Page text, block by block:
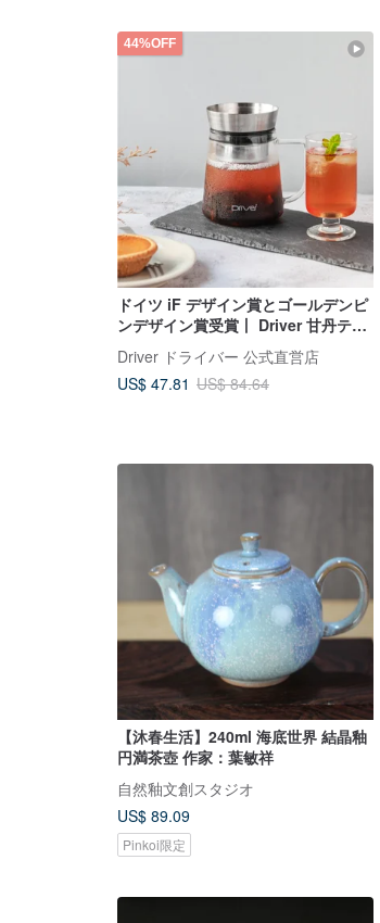
44%OFF
ドイツ iF デザイン賞とゴールデンピ
ンデザイン賞受賞丨 Driver 甘丹ティ
Driver ドライバー 公式直営店
US$ 47.81 US$ 84.64
【沐春生活】240ml 海底世界 結晶釉
円満茶壺 作家：葉敏祥
自然釉文創スタジオ
US$ 89.09
Pinkoi限定